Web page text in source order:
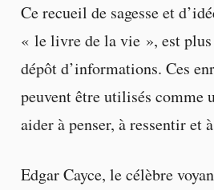
Ce recueil de sagesse et
« le livre de la vie », est plus
dépôt d’informations. Ces
peuvent être utilisés comme
aider à penser, à ressentir et
Edgar Cayce, le célèbre